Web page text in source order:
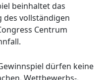
beinhaltet das
des vollständigen
Centrum
dürfen keine